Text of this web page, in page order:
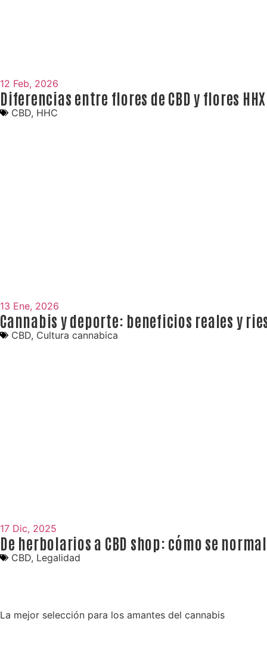
12 Feb, 2026
Diferencias entre flores de CBD y flores
CBD, HHC
13 Ene, 2026
Cannabis y deporte: beneficios reales y
CBD, Cultura cannabica
17 Dic, 2025
De herbolarios a CBD shop: cómo se
CBD, Legalidad
La mejor selección para los amantes del cannabis